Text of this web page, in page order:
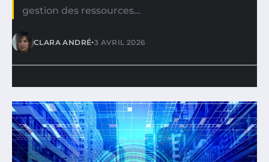
gestion des ressources…
CLARA ANDRÉ•3 AVRIL 2026